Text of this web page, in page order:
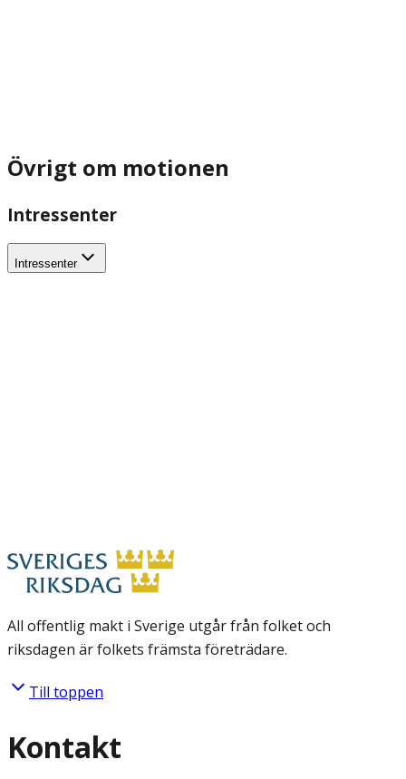
Övrigt om motionen
Intressenter
Intressenter
All offentlig makt i Sverige utgår från folket och
riksdagen är folkets främsta företrädare.
Till toppen
Kontakt